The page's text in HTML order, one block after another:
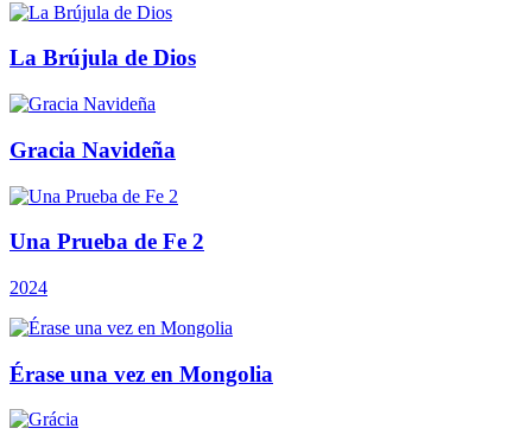
La Brújula de Dios
Gracia Navideña
Una Prueba de Fe 2
2024
Érase una vez en Mongolia